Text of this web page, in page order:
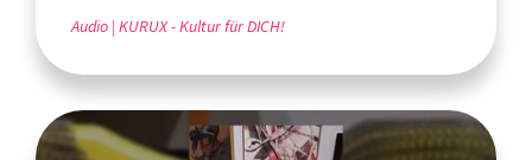
Audio KURUX - Kultur für DICH!